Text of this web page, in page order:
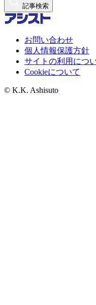
記事検索
お問い合わせ
個人情報保護方針
サイトの利用につ
Cookieについて
© K.K. Ashisuto